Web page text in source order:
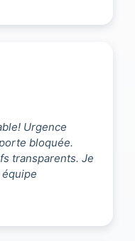
Urgence
bloquée.
transparents. Je